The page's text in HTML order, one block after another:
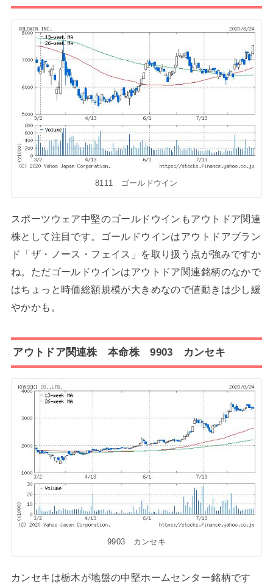
8111 ゴールドウイン
スポーツウェア中堅のゴールドウインもアウトドア関連
株として注目です。ゴールドウインはアウトドアブラン
ド「ザ・ノース・フェイス」を取り扱う点が強みですか
ね。ただゴールドウインはアウトドア関連銘柄のなかで
はちょっと時価総額規模が大きめなので値動きは少し緩
やかかも。
アウトドア関連株 本命株 9903 カンセキ
9903 カンセキ
カンセキは栃木が地盤の中堅ホームセンター銘柄です